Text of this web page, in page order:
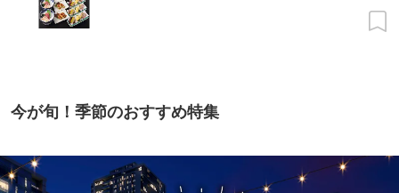
今が旬！季節のおすすめ特集